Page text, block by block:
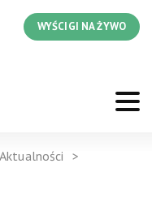
WYŚCIGI NA ŻYWO
Aktualności